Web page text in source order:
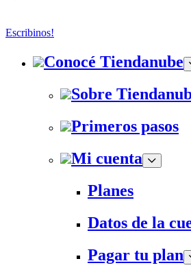
Escribinos!
Conocé Tiendanube
Sobre
Primeros pasos
Mi cuenta
Planes
Datos de la
Pagar tu plan